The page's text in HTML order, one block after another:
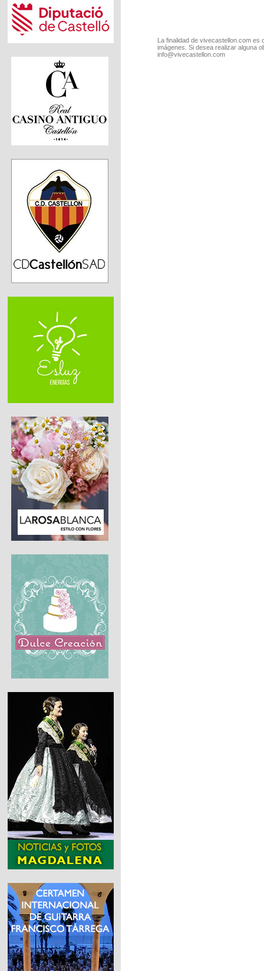
La finalidad de vivecastellon.com
imágenes. Si desea realizar alguna
info@vivecastellon.com